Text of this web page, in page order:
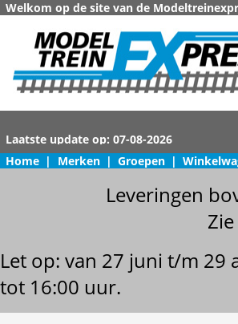
Welkom op de site van de
Home | Merken | Groepen |
Leveringen
Zie
Let op: van 27 juni t/m 29
tot 16:00 uur.